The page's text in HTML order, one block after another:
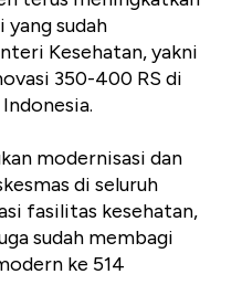
yang sudah
Kesehatan, yakni
350-400 RS di
modernisasi dan
di seluruh
fasilitas kesehatan,
sudah membagi
ke 514